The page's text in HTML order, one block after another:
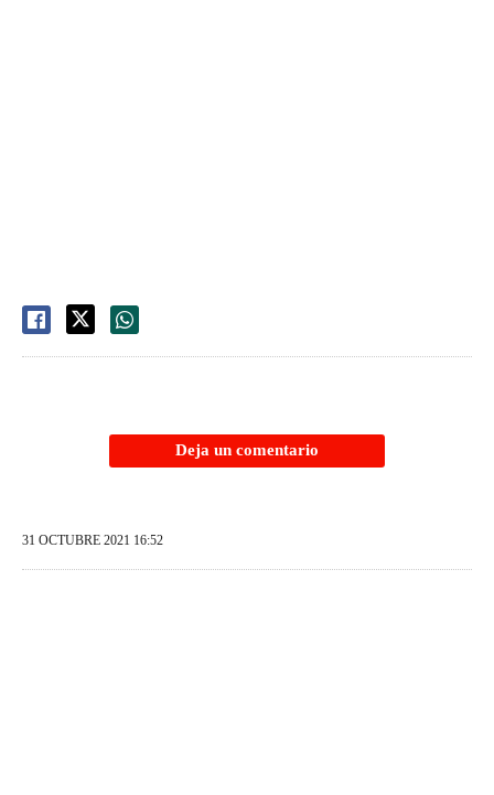
Deja un comentario
31 OCTUBRE 2021 16:52